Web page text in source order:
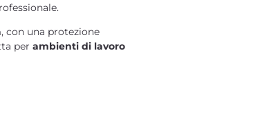
, con una protezione
per ambienti di lavoro